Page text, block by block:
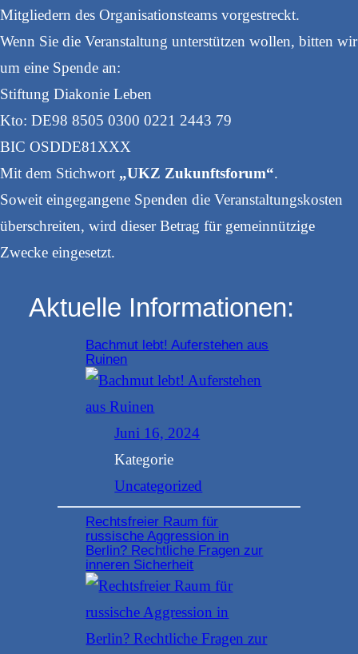
Mitgliedern des Organisationsteams vorgestreckt.
Wenn Sie die Veranstaltung unterstützen wollen, bitten wir
um eine Spende an:
Stiftung Diakonie Leben
Kto: DE98 8505 0300 0221 2443 79
BIC OSDDE81XXX
Mit dem Stichwort „UKZ Zukunftsforum“.
Soweit eingegangene Spenden die Veranstaltungskosten
überschreiten, wird dieser Betrag für gemeinnützige
Zwecke eingesetzt.
Aktuelle Informationen:
Bachmut lebt! Auferstehen aus
Ruinen
Juni 16, 2024
Kategorie
Uncategorized
Rechtsfreier Raum für
russische Aggression in
Berlin? Rechtliche Fragen zur
inneren Sicherheit